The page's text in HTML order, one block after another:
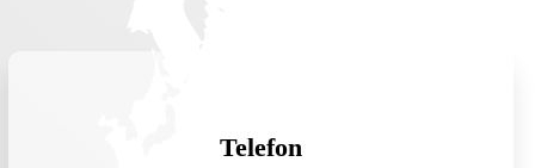
Telefon